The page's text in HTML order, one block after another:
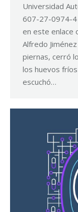
Universidad
607-27-0974-4
en este enlace
Alfredo
piernas, cerró
los huevos
escuchó…